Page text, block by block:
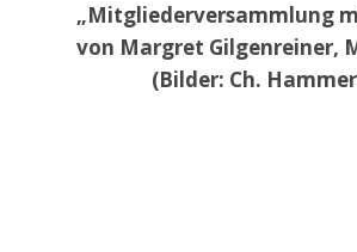
„Mitgliederversammlung
von Margret Gilgenreiner,
(Bilder: Ch.